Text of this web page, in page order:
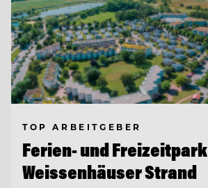
TOP ARBEITGEBER
Ferien- und Freizeitpark
Weissenhäuser Strand